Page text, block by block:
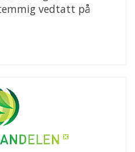
vedtatt på